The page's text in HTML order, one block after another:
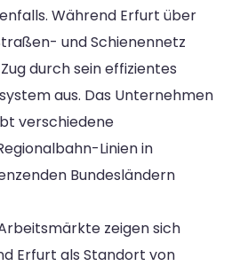
Während Erfurt über
und Schienennetz
durch sein effizientes
aus. Das Unternehmen
verschiedene
Linien in
Bundesländern
zeigen sich
Erfurt als Standort von